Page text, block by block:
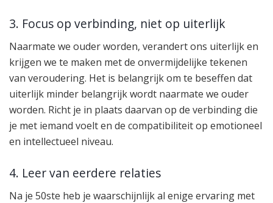
3. Focus op verbinding, niet op uiterlijk
Naarmate we ouder worden, verandert ons uiterlijk en
krijgen we te maken met de onvermijdelijke tekenen
van veroudering. Het is belangrijk om te beseffen dat
uiterlijk minder belangrijk wordt naarmate we ouder
worden. Richt je in plaats daarvan op de verbinding die
je met iemand voelt en de compatibiliteit op emotioneel
en intellectueel niveau.
4. Leer van eerdere relaties
Na je 50ste heb je waarschijnlijk al enige ervaring met